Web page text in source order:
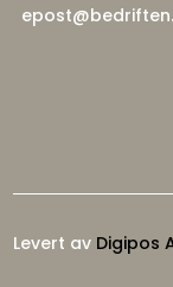
Levert av Digipos